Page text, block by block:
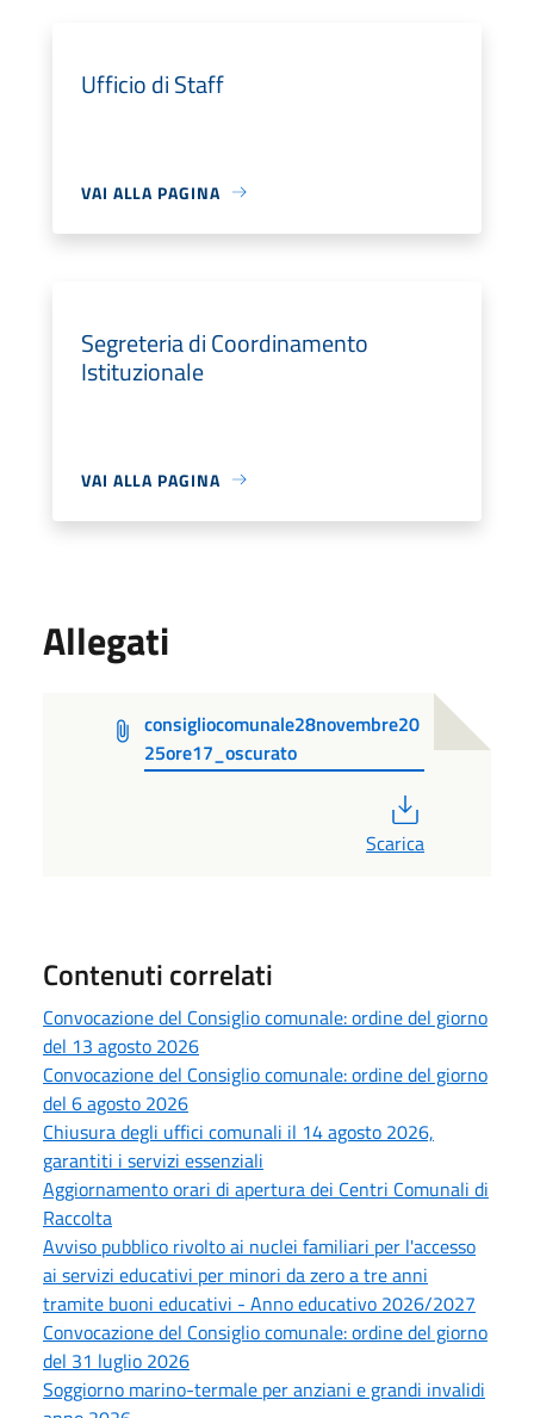
Ufficio di Staff
VAI ALLA PAGINA
Segreteria di Coordinamento
Istituzionale
VAI ALLA PAGINA
Allegati
consigliocomunale28novembre20
25ore17_oscurato
Scarica
Contenuti correlati
Convocazione del Consiglio comunale: ordine del giorno
del 13 agosto 2026
Convocazione del Consiglio comunale: ordine del giorno
del 6 agosto 2026
Chiusura degli uffici comunali il 14 agosto 2026,
garantiti i servizi essenziali
Aggiornamento orari di apertura dei Centri Comunali di
Raccolta
Avviso pubblico rivolto ai nuclei familiari per l'accesso
ai servizi educativi per minori da zero a tre anni
tramite buoni educativi - Anno educativo 2026/2027
Convocazione del Consiglio comunale: ordine del giorno
del 31 luglio 2026
Soggiorno marino-termale per anziani e grandi invalidi